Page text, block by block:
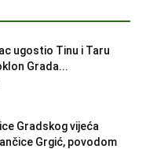
ugostio Tinu i Taru
Grada...
Gradskog vijeća
Grgić, povodom